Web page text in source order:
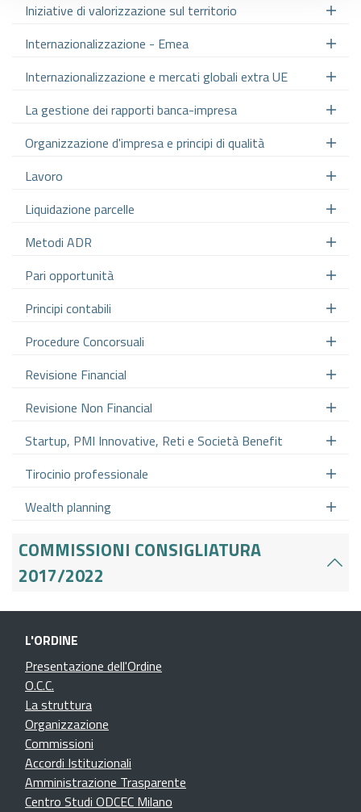
Iniziative di valorizzazione sul territorio
Internazionalizzazione - Emea
Internazionalizzazione e mercati globali extra UE
La gestione dei rapporti banca-impresa
Organizzazione d'impresa e principi di qualità
Lavoro
Liquidazione parcelle
Metodi ADR
Pari opportunità
Principi contabili
Procedure Concorsuali
Revisione Financial
Revisione Non Financial
Startup, PMI Innovative, Reti e Società Benefit
Tirocinio professionale
Wealth planning
COMMISSIONI CONSIGLIATURA
2017/2022
L'ORDINE
Presentazione dell'Ordine
O.C.C.
La struttura
Organizzazione
Commissioni
Accordi Istituzionali
Amministrazione Trasparente
Centro Studi ODCEC Milano